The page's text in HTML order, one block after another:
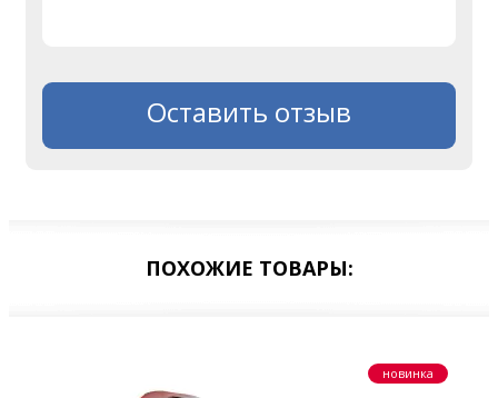
Оставить отзыв
ПОХОЖИЕ ТОВАРЫ:
новинка